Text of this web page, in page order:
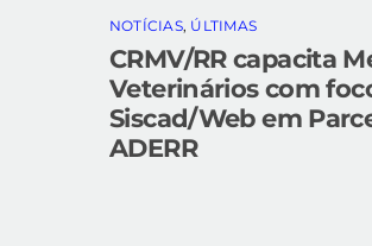
NOTÍCIAS, ÚLTIMAS
CRMV/RR capacita
Veterinários com
Siscad/Web em
ADERR